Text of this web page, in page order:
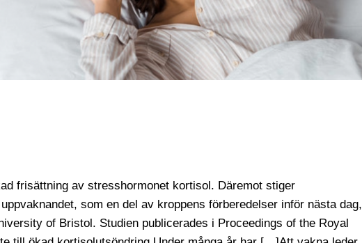
frisättning av stresshormonet kortisol. Däremot stiger
som en del av kroppens förberedelser inför nästa dag,
of Bristol. Studien publicerades i Proceedings of the Royal